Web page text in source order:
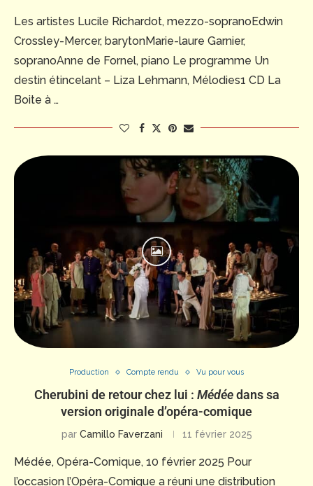
Les artistes Lucile Richardot, mezzo-sopranoEdwin
Crossley-Mercer, barytonMarie-laure Garnier,
sopranoAnne de Fornel, piano Le programme Un
destin étincelant – Liza Lehmann, Mélodies1 CD La
Boite à …
Production Compte rendu Vu pour vous
Cherubini de retour chez lui : Médéedans sa
version originale d’opéra-comique
par Camillo Faverzani 11 février 2025
Médée, Opéra-Comique, 10 février 2025 Pour
l’occasion l’Opéra-Comique a réuni une distribution